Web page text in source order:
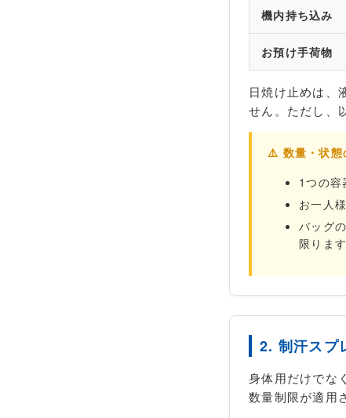
機内持ち込み
お預け手荷物
日焼け止めは、
せん。ただし、
⚠️ 数量・状態
1つの
お一人
バッグ
限ります
2. 制汗スプ
身体用だけでな
数量制限が適用